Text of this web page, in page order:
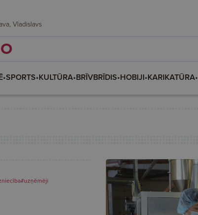
Mudīte, Vladislava, Vladislavs
•SPORTS•KULTŪRA•BRĪVBRĪDIS•HOBIJI•KARIKATŪRA•
#uzņēmēji